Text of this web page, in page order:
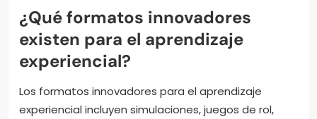
¿Qué formatos innovadores
existen para el aprendizaje
experiencial?
Los formatos innovadores para el aprendizaje
experiencial incluyen simulaciones, juegos de rol,